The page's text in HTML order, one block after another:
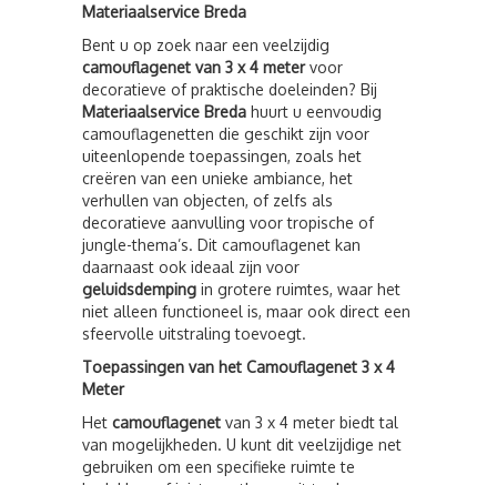
Materiaalservice Breda
Bent u op zoek naar een veelzijdig
camouflagenet van 3 x 4 metervoor
decoratieve of praktische doeleinden? Bij
Materiaalservice Breda huurt u eenvoudig
camouflagenetten die geschikt zijn voor
uiteenlopende toepassingen, zoals het
creëren van een unieke ambiance, het
verhullen van objecten, of zelfs als
decoratieve aanvulling voor tropische of
jungle-thema’s. Dit camouflagenet kan
daarnaast ook ideaal zijn voor
geluidsdemping in grotere ruimtes, waar het
niet alleen functioneel is, maar ook direct een
sfeervolle uitstraling toevoegt.
Toepassingen van het Camouflagenet 3 x 4
Meter
Het camouflagenet van 3 x 4 meter biedt tal
van mogelijkheden. U kunt dit veelzijdige net
gebruiken om een specifieke ruimte te